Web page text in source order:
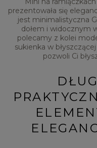
prezentowała się
jest minimalistyczna
dołem i widocznym
polecamy z kolei
sukienka w
pozwoli Ci